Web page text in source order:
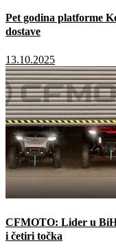
Pet godina platforme
dostave
13.10.2025
CFMOTO: Lider u
i četiri točka